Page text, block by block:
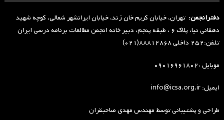
دفترانجمن: تهران، خیابان کریم خان زند، خیابان ایرانشهر شمالی، کوچه شهید
دهقانی نیا، پلاک ۶ ، طبقه پنجم، دبیر خانه انجمن مطالعات برنامه درسی ایران
تلفن:۲۵۲ داخلی ۸۸۸۱۲۸۶۸(۰۲۱)
موبایل :۰۹۰۱۶۹۶۱۸۰۲
ایمیل: info@icsa.org.ir
طراحی و پشتیبانی توسطمهندس مهدی صاحبقران